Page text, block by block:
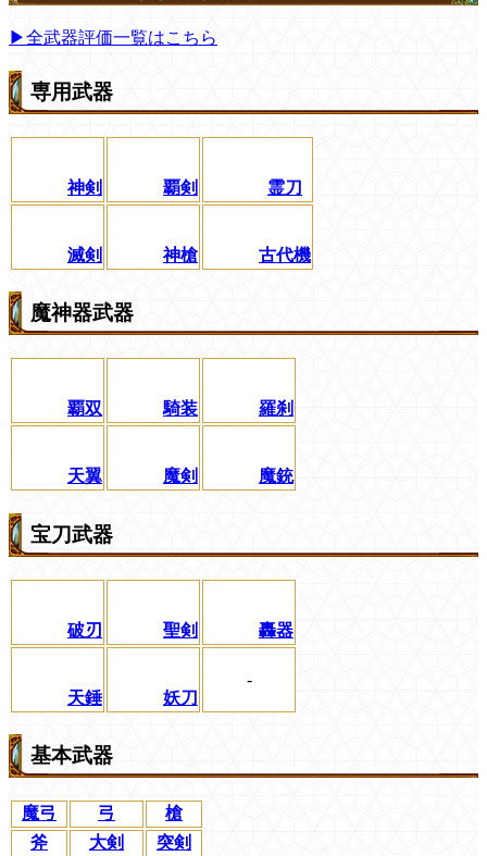
▶全武器評価一覧はこちら
専用武器
神剣 覇剣 霊刀
滅剣 神槍 古代機
魔神器武器
覇双 騎装 羅刹
天翼 魔剣 魔銃
宝刀武器
破刃 聖剣 轟器
天錘 妖刀
-
基本武器
魔弓 弓
槍
斧
大剣 突剣